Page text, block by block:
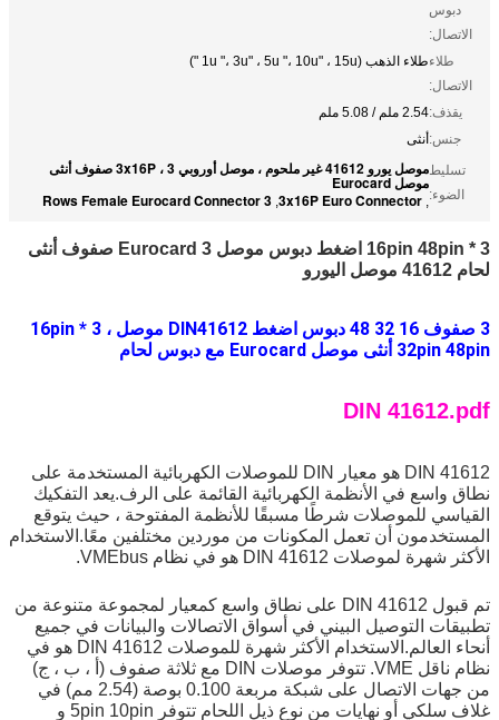
دبوس
الاتصال:
طلاء
الاتصال:
طلاء الذهب (1u "، 3u" ، 5u "، 10u" ، 15u ")
يقذف:2.54 ملم / 5.08 ملم
جنس:أنثى
تسليط
الضوء:
موصل يورو 41612 غير ملحوم ، موصل أوروبي 3x16P ، 3 صفوف أنثى
موصل Eurocard
,
3x16P Euro Connector
,
3 Rows Female Eurocard Connector
3 * 16pin 48pin اضغط دبوس موصل Eurocard 3 صفوف أنثى
لحام 41612 موصل اليورو
3 صفوف 16 32 48 دبوس اضغط DIN41612 موصل ، 3 * 16pin
32pin 48pin أنثى موصل Eurocard مع دبوس لحام
DIN 41612.pdf
الأكثر شهرة لموصلات DIN 41612 هو في نظام VMEbus.